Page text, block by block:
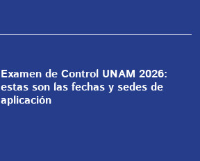
Examen de Control UNAM 2026:
estas son las fechas y sedes de
aplicación